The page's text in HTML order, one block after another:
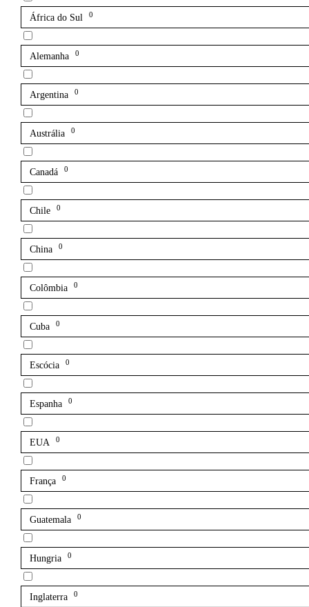
África do Sul 0
Alemanha 0
Argentina 0
Austrália 0
Canadá 0
Chile 0
China 0
Colômbia 0
Cuba 0
Escócia 0
Espanha 0
EUA 0
França 0
Guatemala 0
Hungria 0
Inglaterra 0